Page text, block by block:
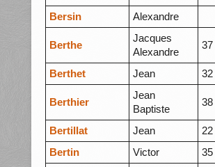
Bersin
Alexandre
Berthe
Jacques
Alexandre
37
Berthet Jean 32
Berthier
Jean
Baptiste
38
Bertillat Jean 22
Bertin
Victor 35